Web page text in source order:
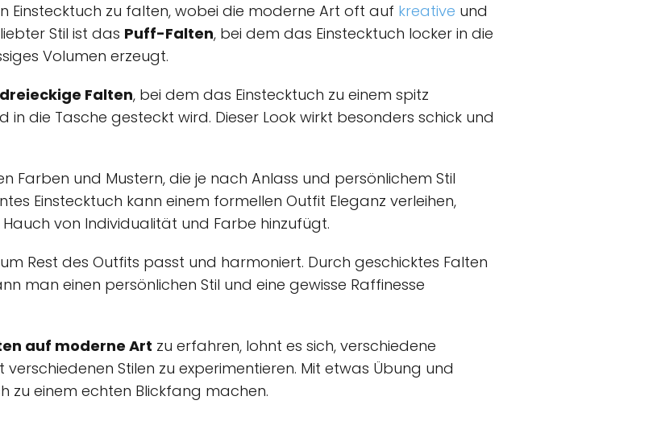
Einstecktuch zu falten, wobei die moderne Art oft auf kreative und
Stil ist das Puff-Falten, bei dem das Einstecktuch locker in die
Volumen erzeugt.
dreieckige Falten, bei dem das Einstecktuch zu einem spitz
die Tasche gesteckt wird. Dieser Look wirkt besonders schick und
Farben und Mustern, die je nach Anlass und persönlichem Stil
Einstecktuch kann einem formellen Outfit Eleganz verleihen,
von Individualität und Farbe hinzufügt.
Rest des Outfits passt und harmoniert. Durch geschicktes Falten
man einen persönlichen Stil und eine gewisse Raffinesse
auf moderne Art zu erfahren, lohnt es sich, verschiedene
Stilen zu experimentieren. Mit etwas Übung und
zu einem echten Blickfang machen.